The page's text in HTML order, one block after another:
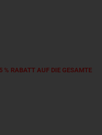
% RABATT AUF DIE GESAMTE